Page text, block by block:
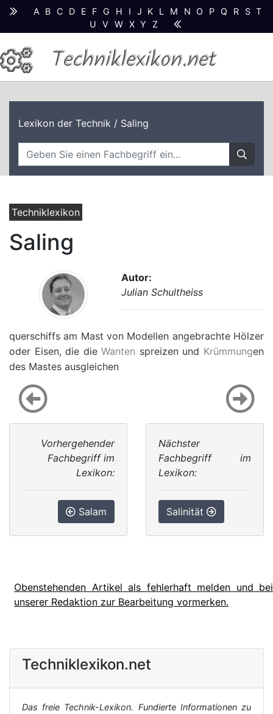
A B C D E F G H I J K L M N O P Q R S T
U
V W X Y Z
Techniklexikon.net
Lexikon der Technik / Saling
Techniklexikon
Saling
Autor:
Julian Schultheiss
querschiffs am Mast von Modellen angebrachte Hölzer
oder Eisen, die dieWanten spreizen und Krümmungen
des Mastes ausgleichen
Vorhergehender
Fachbegriff im
Lexikon:
Salam
Nächster
Fachbegriff im
Lexikon:
Salinität
Obenstehenden Artikel als fehlerhaft melden und bei
unserer Redaktion zur Bearbeitung vormerken.
Techniklexikon.net
Das freie Technik-Lexikon. Fundierte Informationen zu